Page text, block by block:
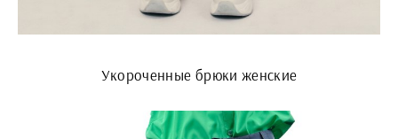
Укороченные брюки женские